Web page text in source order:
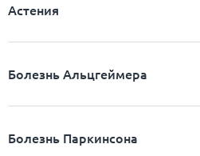
Астения
Болезнь Альцгеймера
Болезнь Паркинсона